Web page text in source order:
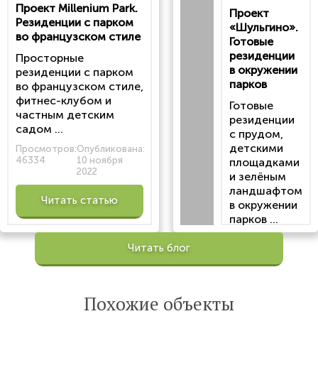
Проект Millenium Park.
Резиденции с парком
во французском стиле
Просторные
резиденции с парком
во французском стиле,
фитнес-клубом и
частным детским
садом ...
Просмотров:
46334
Опубликована:
10 ноября
2022
Читать статью
статью
Проект
«Шульгино».
Готовые
резиденции
в окружении
парков
Готовые
резиденции
с прудом,
детскими
площадками
и зелёным
ландшафтом
в окружении
парков ...
Просмотров:
Опубликована:
Читать блог
Похожие объекты